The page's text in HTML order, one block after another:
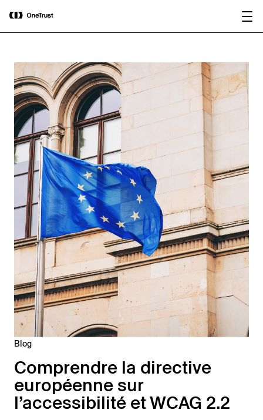
OneTrust nommée « Visionnaire »
dans le Magic Quadrant™ 2026 de
Gartner® pour les plateformes de
Blog
Comprendre la directive
européenne sur
l’accessibilité et WCAG 2.2